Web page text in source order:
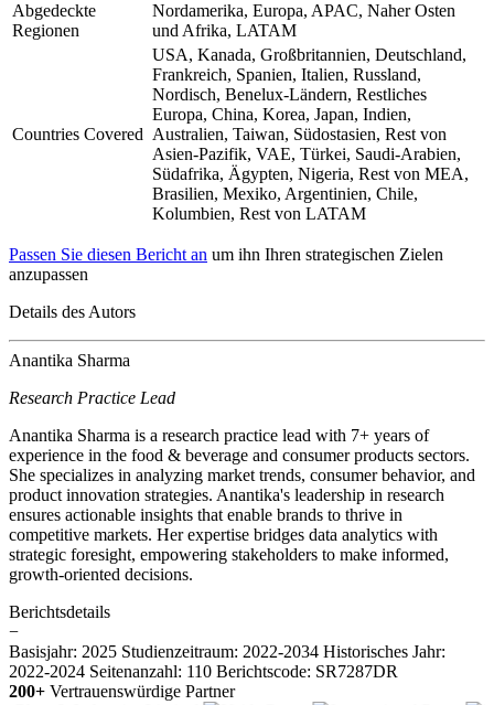
Abgedeckte
Regionen
Nordamerika, Europa, APAC, Naher Osten
und Afrika, LATAM
Countries Covered
USA, Kanada, Großbritannien, Deutschland,
Frankreich, Spanien, Italien, Russland,
Nordisch, Benelux-Ländern, Restliches
Europa, China, Korea, Japan, Indien,
Australien, Taiwan, Südostasien, Rest von
Asien-Pazifik, VAE, Türkei, Saudi-Arabien,
Südafrika, Ägypten, Nigeria, Rest von MEA,
Brasilien, Mexiko, Argentinien, Chile,
Kolumbien, Rest von LATAM
Passen Sie diesen Bericht an um ihn Ihren strategischen Zielen
anzupassen
Details des Autors
Anantika Sharma
Research Practice Lead
Anantika Sharma is a research practice lead with 7+ years of
experience in the food & beverage and consumer products sectors.
She specializes in analyzing market trends, consumer behavior, and
product innovation strategies. Anantika's leadership in research
ensures actionable insights that enable brands to thrive in
competitive markets. Her expertise bridges data analytics with
strategic foresight, empowering stakeholders to make informed,
growth-oriented decisions.
Berichtsdetails
−
Basisjahr: 2025 Studienzeitraum: 2022-2034 Historisches Jahr:
2022-2024 Seitenanzahl: 110 Berichtscode: SR7287DR
200+ Vertrauenswürdige Partner